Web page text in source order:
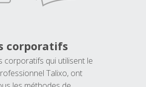
corporatifs
corporatifs qui utilisent le
Talixo, ont